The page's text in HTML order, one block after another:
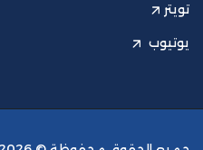
تويتر
يوتيوب